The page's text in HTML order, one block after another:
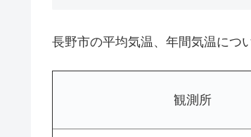
長野市の平均気温、年間気温につ
観測所